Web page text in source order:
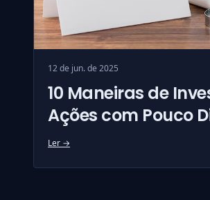
12 de jun. de 2025
10 Maneiras de
Ações com Pouco
Ler →